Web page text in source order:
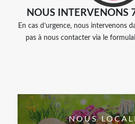
NOUS
En cas d’urgence, nous intervenons
pas à nous contacter via le
NOUS